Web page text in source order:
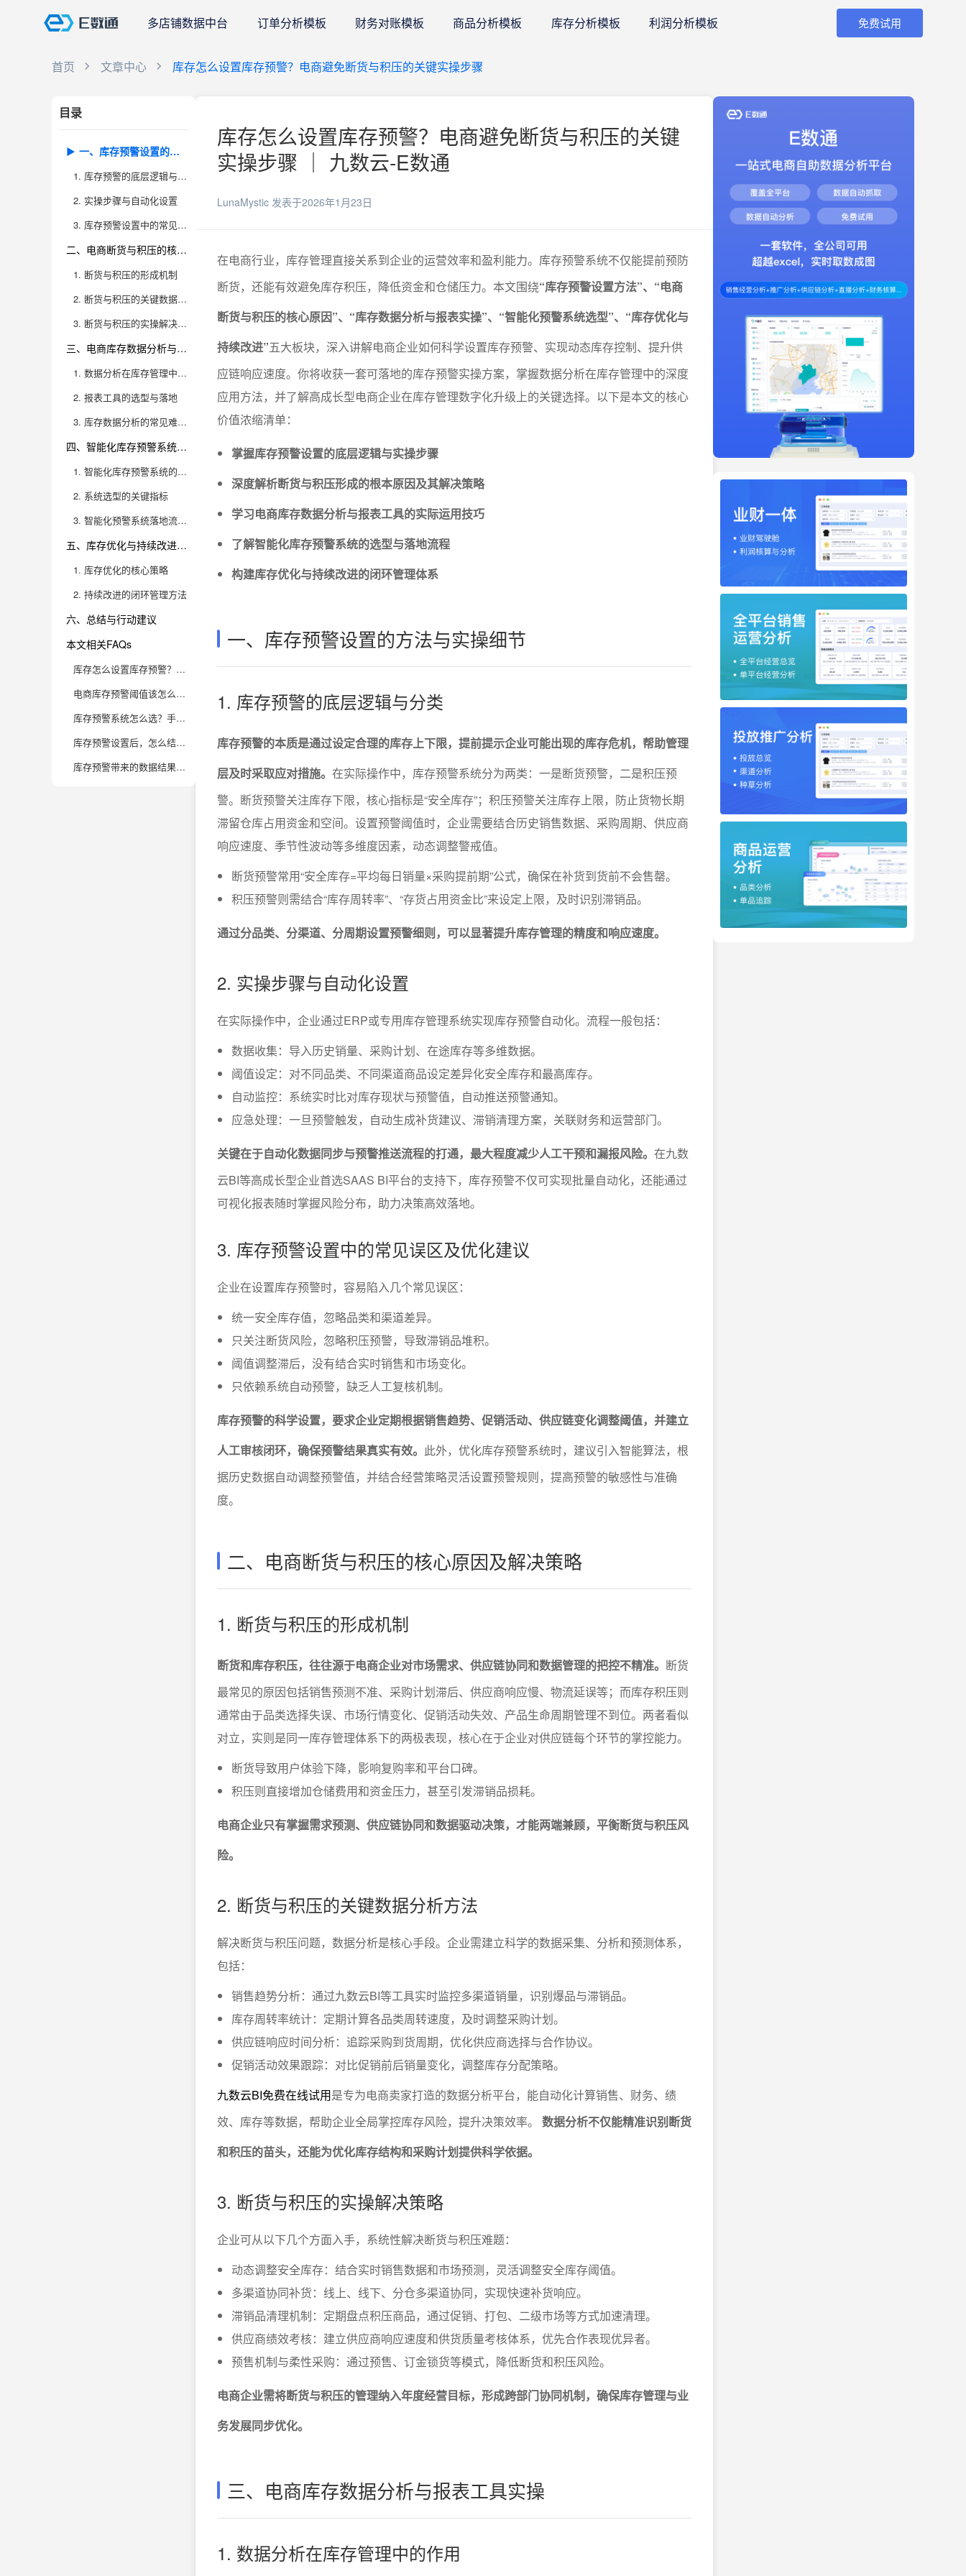
多店铺数据中台 订单分析模板 财务对账模板 商品分析模板 库存分析模板 利润分析模板 免费试用
首页 文章中心 库存怎么设置库存预警？电商避免断货与积压的关键实操步骤
目录
一、库存预警设置的方法与实操细节
1. 库存预警的底层逻辑与分类
2. 实操步骤与自动化设置
3. 库存预警设置中的常见误区及优化建议
二、电商断货与积压的核心原因及解决策略
1. 断货与积压的形成机制
2. 断货与积压的关键数据分析方法
3. 断货与积压的实操解决策略
三、电商库存数据分析与报表工具实操
1. 数据分析在库存管理中的作用
2. 报表工具的选型与落地
3. 库存数据分析的常见难点与优化技巧
四、智能化库存预警系统的选型与落地流程
1. 智能化库存预警系统的核心功能
2. 系统选型的关键指标
3. 智能化预警系统落地流程与经验分享
五、库存优化与持续改进的闭环管理体系
1. 库存优化的核心策略
2. 持续改进的闭环管理方法
六、总结与行动建议
本文相关FAQs
库存怎么设置库存预警？电商避免断货与积压的关键实操步骤
电商库存预警阈值该怎么设定才科学？有哪些影响因素？
库存预警系统怎么选？手动表格、ERP还是专业BI工具有啥区别？
库存预警设置后，怎么结合促销和季节波动动态调整？
库存预警带来的数据结果，如何转化为实际运营决策？
库存怎么设置库存预警？电商避免断货与积压的关键
实操步骤 ｜ 九数云-E数通
LunaMystic 发表于2026年1月23日
在电商行业，库存管理直接关系到企业的运营效率和盈利能力。库存预警系统不仅能提前预防
断货，还能有效避免库存积压，降低资金和仓储压力。本文围绕“库存预警设置方法”、“电商
断货与积压的核心原因”、“库存数据分析与报表实操”、“智能化预警系统选型”、“库存优化与
持续改进”五大板块，深入讲解电商企业如何科学设置库存预警、实现动态库存控制、提升供
应链响应速度。你将收获一套可落地的库存预警实操方案，掌握数据分析在库存管理中的深度
应用方法，并了解高成长型电商企业在库存管理数字化升级上的关键选择。以下是本文的核心
价值浓缩清单：
掌握库存预警设置的底层逻辑与实操步骤
深度解析断货与积压形成的根本原因及其解决策略
学习电商库存数据分析与报表工具的实际运用技巧
了解智能化库存预警系统的选型与落地流程
构建库存优化与持续改进的闭环管理体系
一、库存预警设置的方法与实操细节
1. 库存预警的底层逻辑与分类
库存预警的本质是通过设定合理的库存上下限，提前提示企业可能出现的库存危机，帮助管理
层及时采取应对措施。 在实际操作中，库存预警系统分为两类：一是断货预警，二是积压预
警。断货预警关注库存下限，核心指标是“安全库存”；积压预警关注库存上限，防止货物长期
滞留仓库占用资金和空间。设置预警阈值时，企业需要结合历史销售数据、采购周期、供应商
响应速度、季节性波动等多维度因素，动态调整警戒值。
断货预警常用“安全库存=平均每日销量×采购提前期”公式，确保在补货到货前不会售罄。
积压预警则需结合“库存周转率”、“存货占用资金比”来设定上限，及时识别滞销品。
通过分品类、分渠道、分周期设置预警细则，可以显著提升库存管理的精度和响应速度。
2. 实操步骤与自动化设置
在实际操作中，企业通过ERP或专用库存管理系统实现库存预警自动化。流程一般包括：
数据收集：导入历史销量、采购计划、在途库存等多维数据。
阈值设定：对不同品类、不同渠道商品设定差异化安全库存和最高库存。
自动监控：系统实时比对库存现状与预警值，自动推送预警通知。
应急处理：一旦预警触发，自动生成补货建议、滞销清理方案，关联财务和运营部门。
关键在于自动化数据同步与预警推送流程的打通，最大程度减少人工干预和漏报风险。 在九数
云BI等高成长型企业首选SAAS BI平台的支持下，库存预警不仅可实现批量自动化，还能通过
可视化报表随时掌握风险分布，助力决策高效落地。
3. 库存预警设置中的常见误区及优化建议
企业在设置库存预警时，容易陷入几个常见误区：
统一安全库存值，忽略品类和渠道差异。
只关注断货风险，忽略积压预警，导致滞销品堆积。
阈值调整滞后，没有结合实时销售和市场变化。
只依赖系统自动预警，缺乏人工复核机制。
库存预警的科学设置，要求企业定期根据销售趋势、促销活动、供应链变化调整阈值，并建立
人工审核闭环，确保预警结果真实有效。 此外，优化库存预警系统时，建议引入智能算法，根
据历史数据自动调整预警值，并结合经营策略灵活设置预警规则，提高预警的敏感性与准确
度。
二、电商断货与积压的核心原因及解决策略
1. 断货与积压的形成机制
断货和库存积压，往往源于电商企业对市场需求、供应链协同和数据管理的把控不精准。 断货
最常见的原因包括销售预测不准、采购计划滞后、供应商响应慢、物流延误等；而库存积压则
通常由于品类选择失误、市场行情变化、促销活动失效、产品生命周期管理不到位。两者看似
对立，实则是同一库存管理体系下的两极表现，核心在于企业对供应链每个环节的掌控能力。
断货导致用户体验下降，影响复购率和平台口碑。
积压则直接增加仓储费用和资金压力，甚至引发滞销品损耗。
电商企业只有掌握需求预测、供应链协同和数据驱动决策，才能两端兼顾，平衡断货与积压风
险。
2. 断货与积压的关键数据分析方法
解决断货与积压问题，数据分析是核心手段。企业需建立科学的数据采集、分析和预测体系，
包括：
销售趋势分析：通过九数云BI等工具实时监控多渠道销量，识别爆品与滞销品。
库存周转率统计：定期计算各品类周转速度，及时调整采购计划。
供应链响应时间分析：追踪采购到货周期，优化供应商选择与合作协议。
促销活动效果跟踪：对比促销前后销量变化，调整库存分配策略。
九数云BI免费在线试用是专为电商卖家打造的数据分析平台，能自动化计算销售、财务、绩
效、库存等数据，帮助企业全局掌控库存风险，提升决策效率。 数据分析不仅能精准识别断货
和积压的苗头，还能为优化库存结构和采购计划提供科学依据。
3. 断货与积压的实操解决策略
企业可从以下几个方面入手，系统性解决断货与积压难题：
动态调整安全库存：结合实时销售数据和市场预测，灵活调整安全库存阈值。
多渠道协同补货：线上、线下、分仓多渠道协同，实现快速补货响应。
滞销品清理机制：定期盘点积压商品，通过促销、打包、二级市场等方式加速清理。
供应商绩效考核：建立供应商响应速度和供货质量考核体系，优先合作表现优异者。
预售机制与柔性采购：通过预售、订金锁货等模式，降低断货和积压风险。
电商企业需将断货与积压的管理纳入年度经营目标，形成跨部门协同机制，确保库存管理与业
务发展同步优化。
三、电商库存数据分析与报表工具实操
1. 数据分析在库存管理中的作用